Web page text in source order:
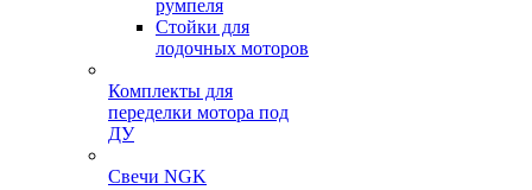
румпеля
Стойки для
лодочных моторов
Комплекты для
переделки мотора под
ДУ
Свечи NGK